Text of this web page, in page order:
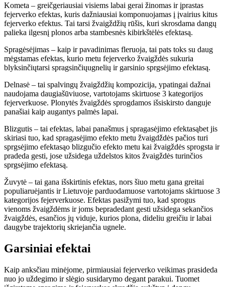
Kometa – greičgeriausiai visiems labai gerai žinomas irįprastas
fejerverko efektas, kuris dažniausiai komponuojamas į įvairius kitus
fejerverko efektus. Tai tarsi žvaigždžių rūšis, kuri skrosdama dangų
palieka ilgesnį plonos arba stambesnės kibirkštėlės efektasą.
Spragėsėjimas – kaip ir pavadinimas fleruoja, tai pats toks su daug
mėgstamas efektas, kurio metu fejerverko žvaigždės sukuria
blyksinčiųtarsi spragsinčiųugnelių ir garsinio sprgsėjimo efektasą.
Delnasė – tai spalvingų žvaigždžių kompozicija, ypatingai dažnai
naudojama daugiašūviuose, vartotojams skirtuose 3 kategorijos
fejerverkuose. Plonytės žvaigždės sprogdamos išsiskirsto danguje
panašiai kaip augantys palmės lapai.
Blizgutis – tai efektas, labai panašmus į spragasėjimo efektasąbet jis
skiriasi tuo, kad spragasėjimo efekto metu žvaigdždės pačios turi
sprgsėjimo efektasąo blizgučio efekto metu kai žvaigždės sprogsta ir
pradeda gesti, jose užsidega uždelstos kitos žvaigždės turinčios
sprgsėjimo efektasą.
Žuvytė – tai gana išskirtinis efektas, nors šiuo metu gana greitai
populiaruėjantis ir Lietuvoje parduodamuose vartotojams skirtuose 3
kategorijos fejerverkuose. Efektas pasižymi tuo, kad sprogus
vienoms žvaigždėms ir joms bepradedant gesti užsidega sekančios
žvaigždės, esančios jų viduje, kurios plona, ​​dideliu greičiu ir labai
daugybe trajektorių skriejančia ugnele.
Garsiniai efektai
Kaip anksčiau minėjome, pirmiausiai fejerverko veikimas prasideda
nuo jo uždegimo ir slėgio susidarymo degant parakui. Tuomet